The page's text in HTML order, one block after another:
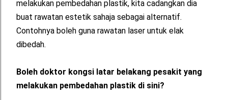
melakukan pembedahan plastik, kita cadangkan dia
buat rawatan estetik sahaja sebagai alternatif.
Contohnya boleh guna rawatan laser untuk elak
dibedah.
Boleh doktor kongsi latar belakang pesakit yang
melakukan pembedahan plastik di sini?